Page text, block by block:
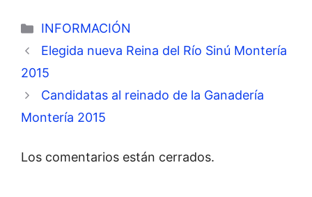
Categorías
INFORMACIÓN
Elegida nueva Reina del Río Sinú Montería
2015
Candidatas al reinado de la Ganadería
Montería 2015
Los comentarios están cerrados.